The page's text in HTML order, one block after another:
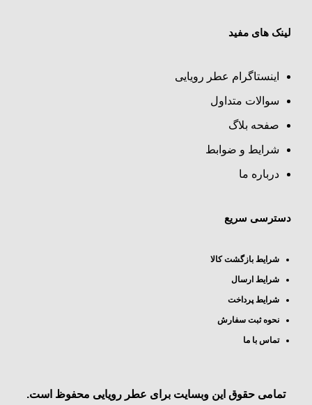
لینک های مفید
اینستاگرام عطر رویایی
سوالات متداول
صفحه بلاگ
شرایط و ضوابط
درباره ما
دسترسی سریع
شرایط بازگشت کالا
شرایط ارسال
شرایط پرداخت
نحوه ثبت سفارش
تماس با ما
تمامی حقوق این وبسایت برای عطر رویایی محفوظ است.